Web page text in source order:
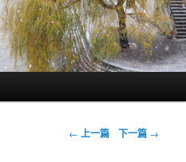
文章导航
← 上一篇 下一篇 →